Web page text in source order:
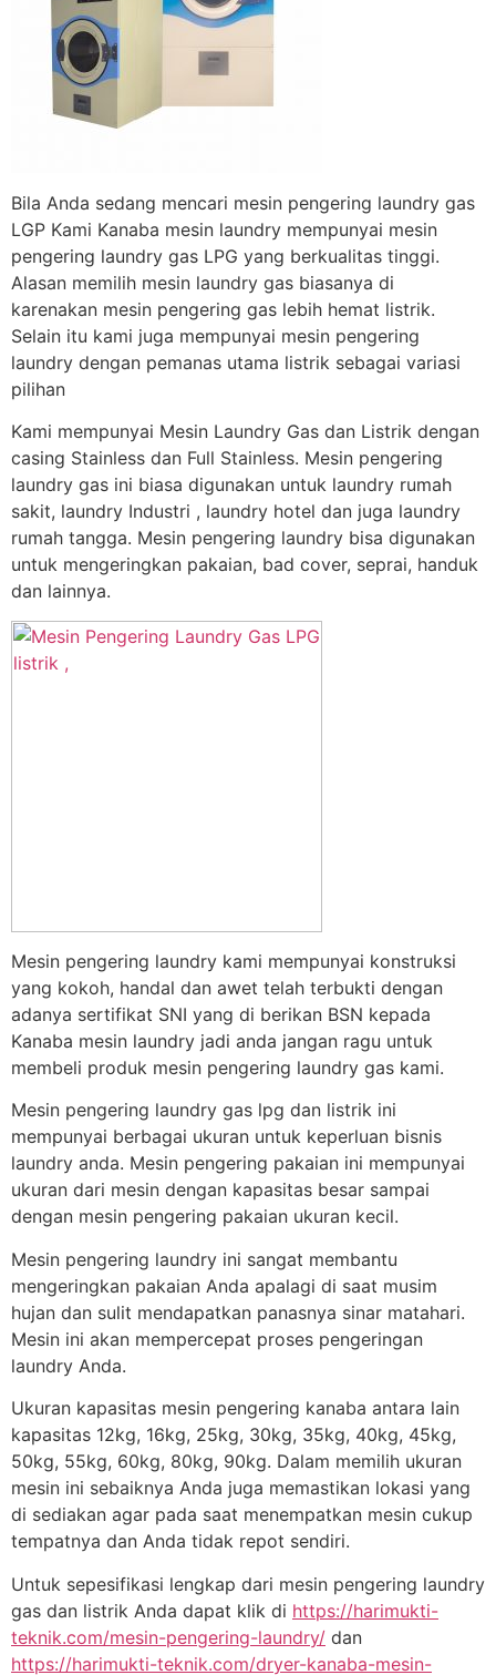
Bila Anda sedang mencari mesin pengering laundry gas
LGP Kami Kanaba mesin laundry mempunyai mesin
pengering laundry gas LPG yang berkualitas tinggi.
Alasan memilih mesin laundry gas biasanya di
karenakan mesin pengering gas lebih hemat listrik.
Selain itu kami juga mempunyai mesin pengering
laundry dengan pemanas utama listrik sebagai variasi
pilihan
Kami mempunyai Mesin Laundry Gas dan Listrik dengan
casing Stainless dan Full Stainless. Mesin pengering
laundry gas ini biasa digunakan untuk laundry rumah
sakit, laundry Industri , laundry hotel dan juga laundry
rumah tangga. Mesin pengering laundry bisa digunakan
untuk mengeringkan pakaian, bad cover, seprai, handuk
dan lainnya.
Mesin pengering laundry kami mempunyai konstruksi
yang kokoh, handal dan awet telah terbukti dengan
adanya sertifikat SNI yang di berikan BSN kepada
Kanaba mesin laundry jadi anda jangan ragu untuk
membeli produk mesin pengering laundry gas kami.
Mesin pengering laundry gas lpg dan listrik ini
mempunyai berbagai ukuran untuk keperluan bisnis
laundry anda. Mesin pengering pakaian ini mempunyai
ukuran dari mesin dengan kapasitas besar sampai
dengan mesin pengering pakaian ukuran kecil.
Mesin pengering laundry ini sangat membantu
mengeringkan pakaian Anda apalagi di saat musim
hujan dan sulit mendapatkan panasnya sinar matahari.
Mesin ini akan mempercepat proses pengeringan
laundry Anda.
Ukuran kapasitas mesin pengering kanaba antara lain
kapasitas 12kg, 16kg, 25kg, 30kg, 35kg, 40kg, 45kg,
50kg, 55kg, 60kg, 80kg, 90kg. Dalam memilih ukuran
mesin ini sebaiknya Anda juga memastikan lokasi yang
di sediakan agar pada saat menempatkan mesin cukup
tempatnya dan Anda tidak repot sendiri.
Untuk sepesifikasi lengkap dari mesin pengering laundry
gas dan listrik Anda dapat klik di https://harimukti-
teknik.com/mesin-pengering-laundry/ dan
https://harimukti-teknik.com/dryer-kanaba-mesin-